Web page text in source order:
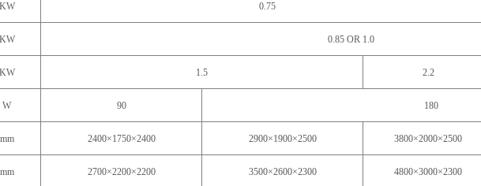
0.75
0.85 OR 1.0
1.5 2.2
W 90 180
mm 2400×1750×2400 2900×1900×2500 3800×2000×2500
mm 2700×2200×2200 3500×2600×2300 4800×3000×2300